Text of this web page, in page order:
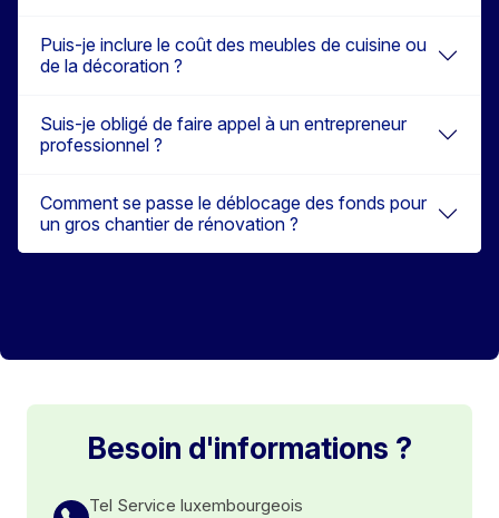
Puis-je inclure le coût des meubles de cuisine ou
de la décoration ?
Suis-je obligé de faire appel à un entrepreneur
professionnel ?
Comment se passe le déblocage des fonds pour
un gros chantier de rénovation ?
Besoin d'informations ?
Tel Service luxembourgeois